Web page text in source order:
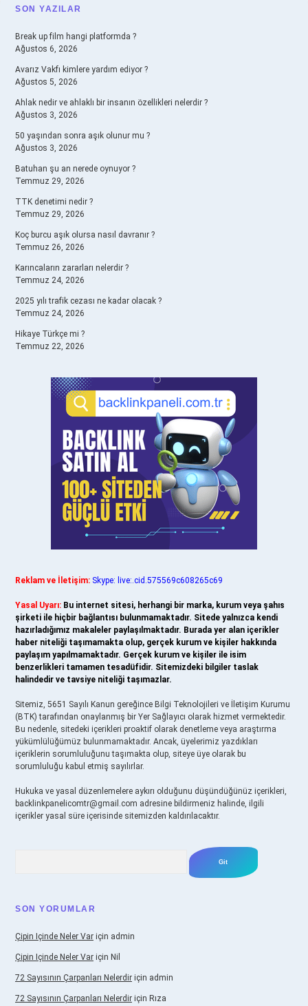
SIDEBAR
SON YAZILAR
Break up film hangi platformda ?
Ağustos 6, 2026
Avarız Vakfı kimlere yardım ediyor ?
Ağustos 5, 2026
Ahlak nedir ve ahlaklı bir insanın özellikleri nelerdir ?
Ağustos 3, 2026
50 yaşından sonra aşık olunur mu ?
Ağustos 3, 2026
Batuhan şu an nerede oynuyor ?
Temmuz 29, 2026
TTK denetimi nedir ?
Temmuz 29, 2026
Koç burcu aşık olursa nasıl davranır ?
Temmuz 26, 2026
Karıncaların zararları nelerdir ?
Temmuz 24, 2026
2025 yılı trafik cezası ne kadar olacak ?
Temmuz 24, 2026
Hikaye Türkçe mi ?
Temmuz 22, 2026
Reklam ve İletişim: Skype: live:.cid.575569c608265c69
Yasal Uyarı: Bu internet sitesi, herhangi bir marka, kurum veya şahıs
şirketi ile hiçbir bağlantısı bulunmamaktadır. Sitede yalnızca kendi
hazırladığımız makaleler paylaşılmaktadır. Burada yer alan içerikler
haber niteliği taşımamakta olup, gerçek kurum ve kişiler hakkında
paylaşım yapılmamaktadır. Gerçek kurum ve kişiler ile isim
benzerlikleri tamamen tesadüfidir. Sitemizdeki bilgiler taslak
halindedir ve tavsiye niteliği taşımazlar.
Sitemiz, 5651 Sayılı Kanun gereğince Bilgi Teknolojileri ve İletişim Kurumu
(BTK) tarafından onaylanmış bir Yer Sağlayıcı olarak hizmet vermektedir.
Bu nedenle, sitedeki içerikleri proaktif olarak denetleme veya araştırma
yükümlülüğümüz bulunmamaktadır. Ancak, üyelerimiz yazdıkları
içeriklerin sorumluluğunu taşımakta olup, siteye üye olarak bu
sorumluluğu kabul etmiş sayılırlar.
Hukuka ve yasal düzenlemelere aykırı olduğunu düşündüğünüz içerikleri,
backlinkpanelicomtr@gmail.com adresine bildirmeniz halinde, ilgili
içerikler yasal süre içerisinde sitemizden kaldırılacaktır.
SON YORUMLAR
Çipin Içinde Neler Var için admin
Çipin Içinde Neler Var için Nil
72 Sayısının Çarpanları Nelerdir için admin
72 Sayısının Çarpanları Nelerdir için Rıza